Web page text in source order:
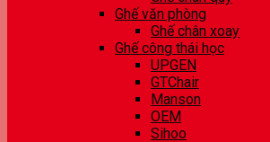
Ghế văn phòng
Ghế chân xoay
Ghế công thái học
UPGEN
GTChair
Manson
OEM
Sihoo